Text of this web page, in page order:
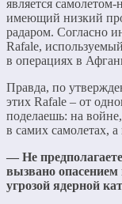
является
имеющий низкий
радаром. Согласно
Rafale,
в операциях в
Правда, по
этих Rafale – от
поделаешь: на
в самих самолетах, а
— Не
вызвано
угрозой ядерной